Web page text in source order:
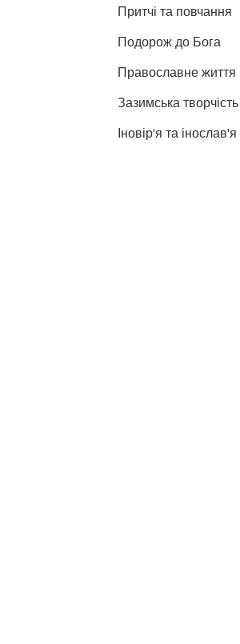
Притчі та повчання
Подорож до Бога
Православне життя
Зазимська творчість
Іновір'я та інослав'я